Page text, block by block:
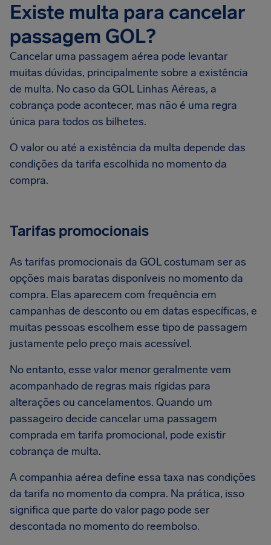
Existe multa para cancelar
passagem GOL?
Cancelar uma passagem aérea pode levantar
muitas dúvidas, principalmente sobre a existência
de multa. No caso da GOL Linhas Aéreas, a
cobrança pode acontecer, mas não é uma regra
única para todos os bilhetes.
O valor ou até a existência da multa depende das
condições da tarifa escolhida no momento da
compra.
Tarifas promocionais
As tarifas promocionais da GOL costumam ser as
opções mais baratas disponíveis no momento da
compra. Elas aparecem com frequência em
campanhas de desconto ou em datas específicas, e
muitas pessoas escolhem esse tipo de passagem
justamente pelo preço mais acessível.
No entanto, esse valor menor geralmente vem
acompanhado de regras mais rígidas para
alterações ou cancelamentos. Quando um
passageiro decide cancelar uma passagem
comprada em tarifa promocional, pode existir
cobrança de multa.
A companhia aérea define essa taxa nas condições
da tarifa no momento da compra. Na prática, isso
significa que parte do valor pago pode ser
descontada no momento do reembolso.